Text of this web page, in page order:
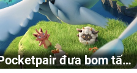
đưa bom tấn